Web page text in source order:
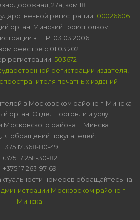
27а, ком 18
регистрации 100026606
орган: Минский горисполком
в ЕГР: 03.03.2006
реестре с 01.03.2021 г.
регистрации: 503672
регистрации издателя,
печатных изданий
в Московском районе г. Минска
орган: Отдел торговли и услуг
Московского района г. Минска
обращений покупателей:
+375 17 368-80-49
+375 17 258-30-82
+375 17 263-97-69
номеров обращайтесь на
Московском районе г.
Минска